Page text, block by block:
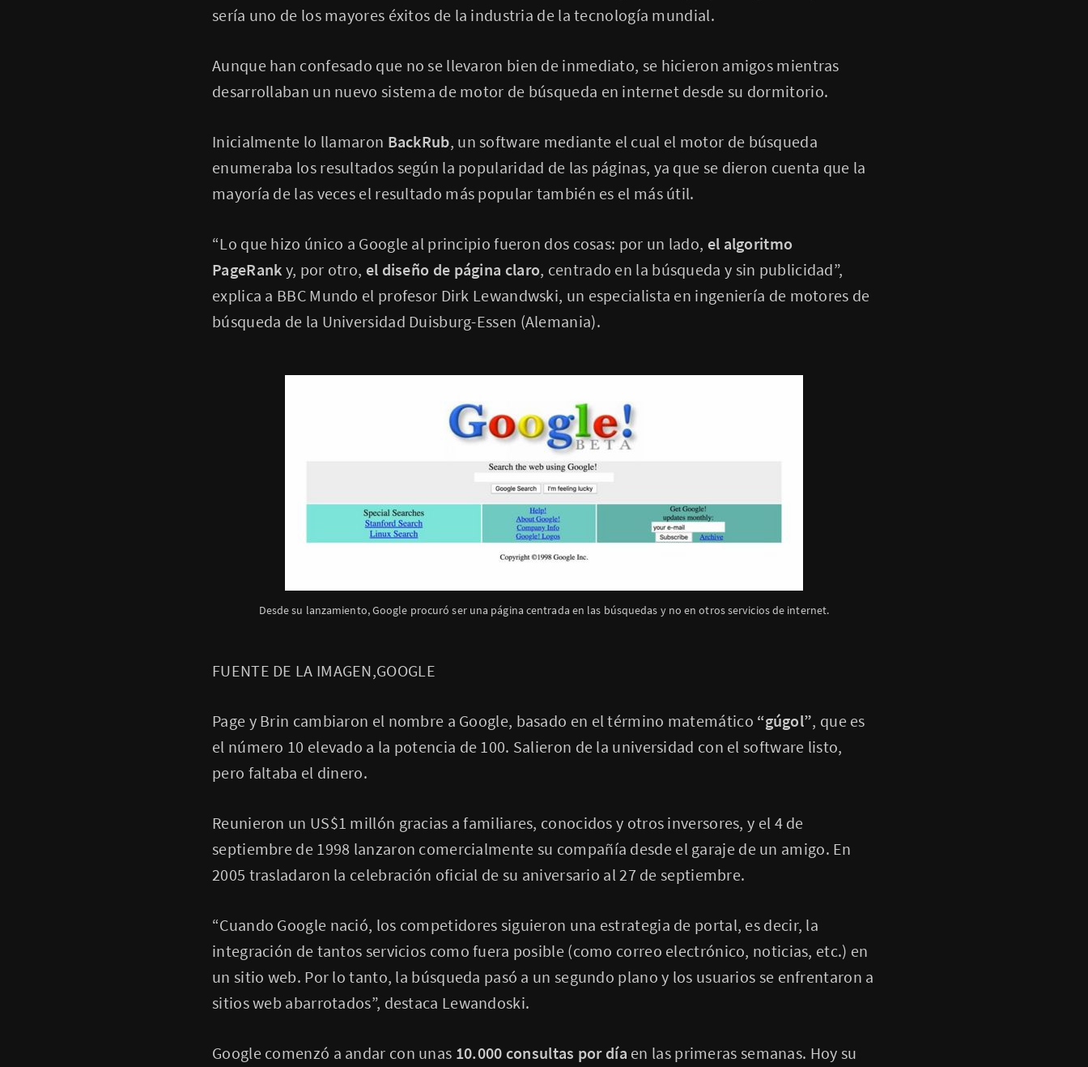
sería uno de los mayores éxitos de la industria de la tecnología mundial.
Aunque han confesado que no se llevaron bien de inmediato, se hicieron amigos mientras
desarrollaban un nuevo sistema de motor de búsqueda en internet desde su dormitorio.
Inicialmente lo llamaron BackRub, un software mediante el cual el motor de búsqueda
enumeraba los resultados según la popularidad de las páginas, ya que se dieron cuenta que la
mayoría de las veces el resultado más popular también es el más útil.
“Lo que hizo único a Google al principio fueron dos cosas: por un lado, el algoritmo
PageRank y, por otro, el diseño de página claro, centrado en la búsqueda y sin publicidad”,
explica a BBC Mundo el profesor Dirk Lewandwski, un especialista en ingeniería de motores de
búsqueda de la Universidad Duisburg-Essen (Alemania).
Desde su lanzamiento, Google procuró ser una página centrada en las búsquedas y no en otros servicios de internet.
FUENTE DE LA IMAGEN,GOOGLE
Page y Brin cambiaron el nombre a Google, basado en el término matemático “gúgol”, que es
el número 10 elevado a la potencia de 100. Salieron de la universidad con el software listo,
pero faltaba el dinero.
Reunieron un US$1 millón gracias a familiares, conocidos y otros inversores, y el 4 de
septiembre de 1998 lanzaron comercialmente su compañía desde el garaje de un amigo. En
2005 trasladaron la celebración oficial de su aniversario al 27 de septiembre.
“Cuando Google nació, los competidores siguieron una estrategia de portal, es decir, la
integración de tantos servicios como fuera posible (como correo electrónico, noticias, etc.) en
un sitio web. Por lo tanto, la búsqueda pasó a un segundo plano y los usuarios se enfrentaron a
sitios web abarrotados”, destaca Lewandoski.
Google comenzó a andar con unas 10.000 consultas por día en las primeras semanas. Hoy su